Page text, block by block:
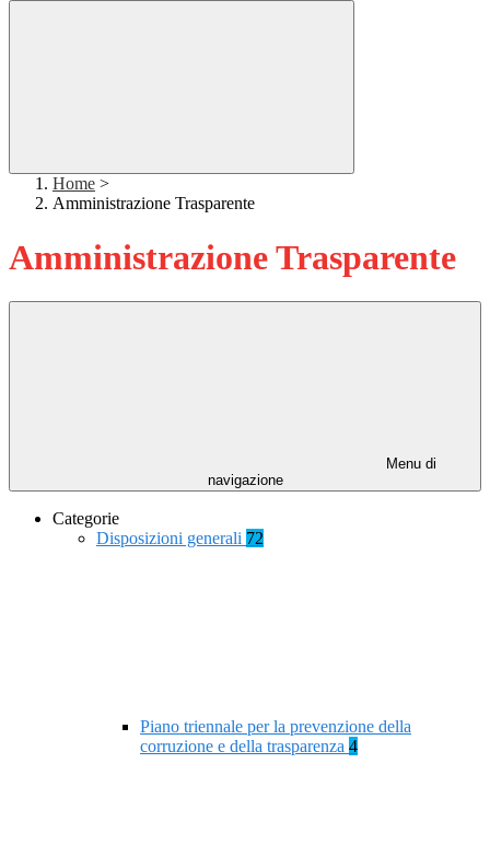
Home >
Amministrazione Trasparente
Amministrazione Trasparente
Menu di
navigazione
Categorie
Disposizioni generali 72
Piano triennale per la prevenzione della
corruzione e della trasparenza 4